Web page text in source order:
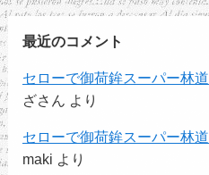
最近のコメント
セローで御荷鉾スーパー林
ざさん より
セローで御荷鉾スーパー林
maki より